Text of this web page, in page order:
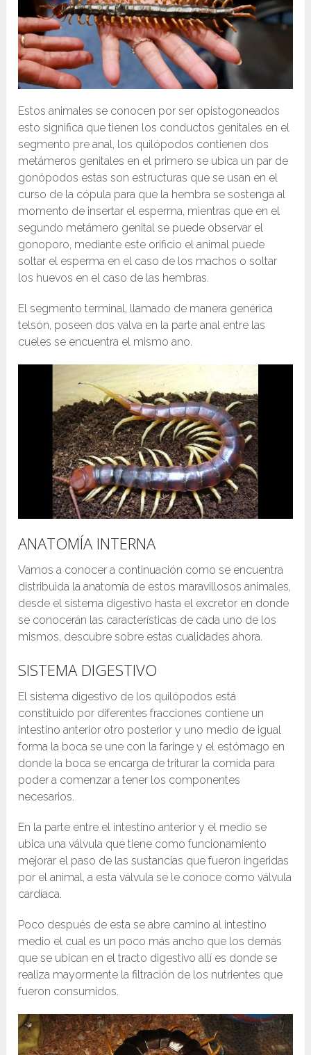
Estos animales se conocen por ser opistogoneados
esto significa que tienen los conductos genitales en el
segmento pre anal, los quilópodos contienen dos
metámeros genitales en el primero se ubica un par de
gonópodos estas son estructuras que se usan en el
curso de la cópula para que la hembra se sostenga al
momento de insertar el esperma, mientras que en el
segundo metámero genital se puede observar el
gonoporo, mediante este orificio el animal puede
soltar el esperma en el caso de los machos o soltar
los huevos en el caso de las hembras.
El segmento terminal, llamado de manera genérica
telsón, poseen dos valva en la parte anal entre las
cueles se encuentra el mismo ano.
ANATOMÍA INTERNA
Vamos a conocer a continuación como se encuentra
distribuida la anatomía de estos maravillosos animales,
desde el sistema digestivo hasta el excretor en donde
se conocerán las características de cada uno de los
mismos, descubre sobre estas cualidades ahora.
SISTEMA DIGESTIVO
El sistema digestivo de los quilópodos está
constituido por diferentes fracciones contiene un
intestino anterior otro posterior y uno medio de igual
forma la boca se une con la faringe y el estómago en
donde la boca se encarga de triturar la comida para
poder a comenzar a tener los componentes
necesarios.
En la parte entre el intestino anterior y el medio se
ubica una válvula que tiene como funcionamiento
mejorar el paso de las sustancias que fueron ingeridas
por el animal, a esta válvula se le conoce como válvula
cardíaca.
Poco después de esta se abre camino al intestino
medio el cual es un poco más ancho que los demás
que se ubican en el tracto digestivo allí es donde se
realiza mayormente la filtración de los nutrientes que
fueron consumidos.